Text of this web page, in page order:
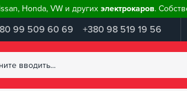
Honda, VW и других электрокаров.
99 509 60 69 +380 98 519 19 56